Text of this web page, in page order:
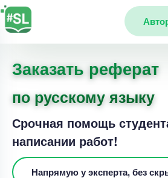
Заказать реферат
по русскому языку
Срочная помощь
написании работ!
Напрямую у эксперта, без